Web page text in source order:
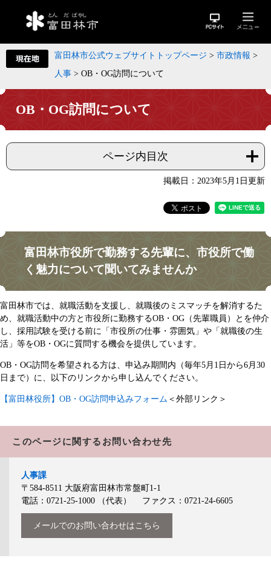
富田林市公式ウェブサイトトップページ > 市政情報 >
人事 > OB・OG訪問について
OB・OG訪問について
ページ内目次
掲載日：2023年5月1日更新
富田林市役所で勤務する先輩に、市役所で働
く魅力について聞いてみませんか
富田林市では、就職活動を支援し、就職後のミスマッチを解消するた
め、就職活動中の方と市役所に勤務するOB・OG（先輩職員）とを仲介
し、採用試験を受ける前に「市役所の仕事・雰囲気」や「就職後の生
活」等をOB・OGに質問する機会を提供しています。
OB・OG訪問を希望される方は、申込み期間内（毎年5月1日から6月30
日まで）に、以下のリンクから申し込んでください。
【富田林役所】OB・OG訪問申込みフォーム ＜外部リンク＞
このページに関するお問い合わせ先
人事課
〒584-8511 大阪府富田林市常盤町1-1
電話：0721-25-1000
（代表） ファクス：0721-24-6605
メールでのお問い合わせはこちら